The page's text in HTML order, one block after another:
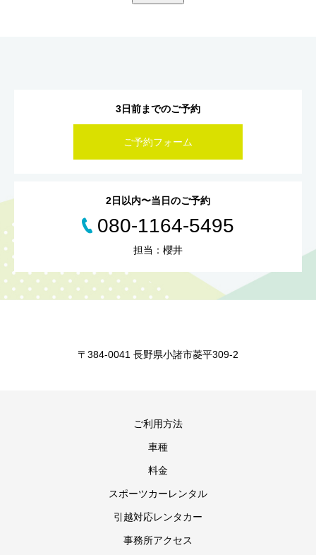
3日前までのご予約
ご予約フォーム
2日以内〜当日のご予約
080-1164-5495
担当：櫻井
〒384-0041 長野県小諸市菱平309-2
ご利用方法
車種
料金
スポーツカーレンタル
引越対応レンタカー
事務所アクセス